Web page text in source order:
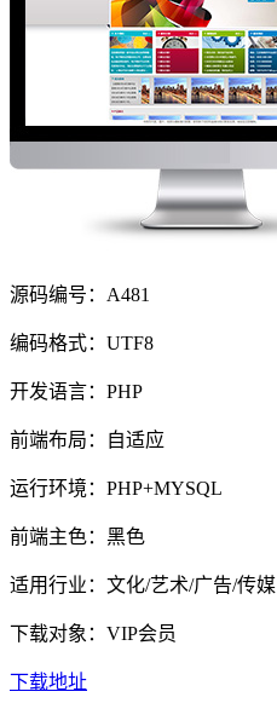
源码编号：A481
编码格式：UTF8
开发语言：PHP
前端布局：自适应
运行环境：PHP+MYSQL
前端主色：黑色
适用行业：文化/艺术/广告/传媒
下载对象：VIP会员
下载地址